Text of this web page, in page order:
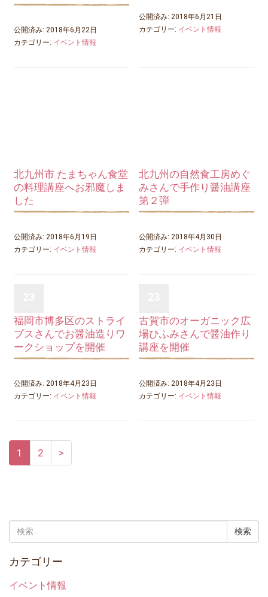
公開済み: 2018年6月22日
カテゴリー: イベント情報
公開済み: 2018年6月21日
カテゴリー: イベント情報
北九州市 たまちゃん食堂
の料理講座へお邪魔しま
した
公開済み: 2018年6月19日
カテゴリー: イベント情報
北九州の自然食工房めぐ
みさんで手作り醤油講座
第２弾
公開済み: 2018年4月30日
カテゴリー: イベント情報
福岡市博多区のストライ
プスさんでお醤油造りワ
ークショップを開催
公開済み: 2018年4月23日
カテゴリー: イベント情報
古賀市のオーガニック広
場ひふみさんで醤油作り
講座を開催
公開済み: 2018年4月23日
カテゴリー: イベント情報
1 2 >
検
索:
カテゴリー
イベント情報